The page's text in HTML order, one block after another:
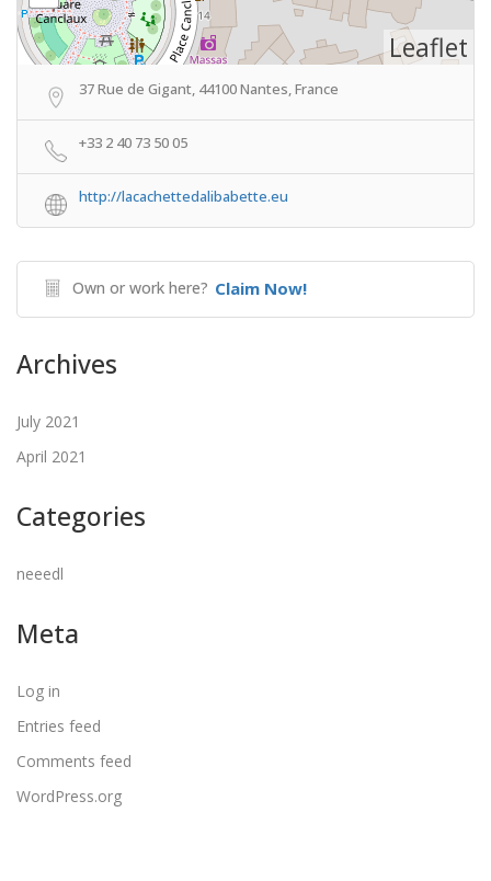
Leaflet
37 Rue de Gigant, 44100 Nantes, France
+33 2 40 73 50 05
http://lacachettedalibabette.eu
Own or work here? Claim Now!
Archives
July 2021
April 2021
Categories
neeedl
Meta
Log in
Entries feed
Comments feed
WordPress.org